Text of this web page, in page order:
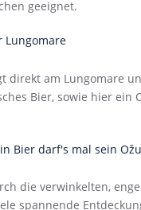
geeignet.
direkt am Lungomare
Bier, sowie hier ein
die verwinkelten,
spannende